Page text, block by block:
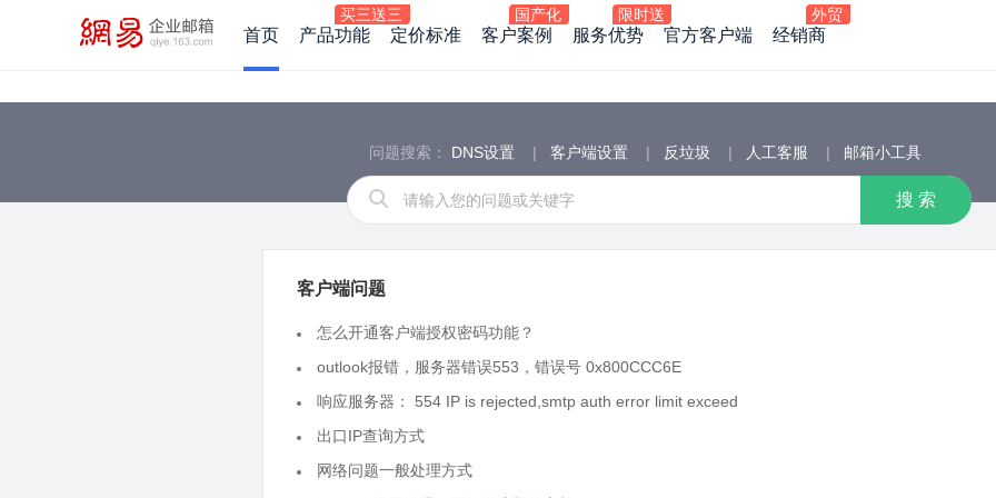
首页 产品功能 定价标准 客户案例 服务优势 官方客户端 经销商
问题搜索： DNS设置 | 客户端设置 | 反垃圾 | 人工客服 | 邮箱小工具
客户端问题
怎么开通客户端授权密码功能？
outlook报错，服务器错误553，错误号 0x800CCC6E
响应服务器： 554 IP is rejected,smtp auth error limit exceed
出口IP查询方式
网络问题一般处理方式